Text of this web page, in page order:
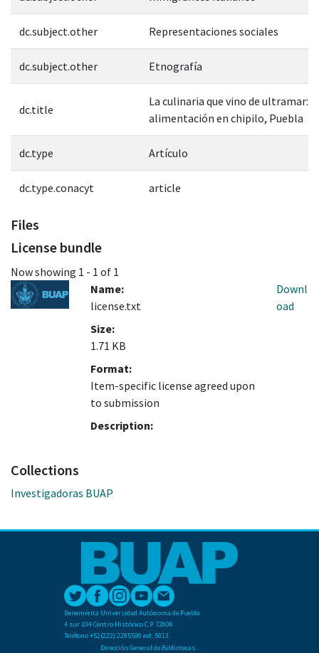
dc.subject.other Representaciones sociales
dc.subject.other Etnografía
dc.title
La culinaria que vino de ultramar:
alimentación en chipilo, Puebla
dc.type Artículo
dc.type.conacyt article
Files
License bundle
Now showing 1 - 1 of 1
Name:
license.txt
Size:
1.71 KB
Format:
Item-specific license agreed upon
to submission
Description:
Downl
oad
Collections
Investigadoras BUAP
Benemérita Universidad Autónoma de Puebla
4 sur 104 Centro Histórico C.P. 72000
Teléfono +52(222) 2295500 ext. 5013
Dirección General de Bibliotecas